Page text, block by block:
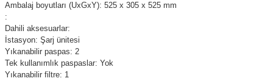
Ambalaj boyutları (UxGxY): 525 x 305 x 525 mm
:
Dahili aksesuarlar:
İstasyon: Şarj ünitesi
Yıkanabilir paspas: 2
Tek kullanımlık paspaslar: Yok
Yıkanabilir filtre: 1